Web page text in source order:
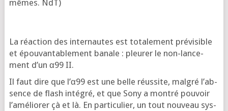
mêmes. NdT)
La réac­tion des inter­nautes est tota­le­ment pré­vi­sible
et épou­van­ta­ble­ment banale : pleu­rer le non-lan­ce­
ment d’un α99 II.
Il faut dire que l’α99 est une belle réus­site, mal­gré l’ab­
sence de flash inté­gré, et que Sony a mon­tré pou­voir
l’a­mé­lio­rer çà et là. En par­ti­cu­lier, un tout nou­veau sys­